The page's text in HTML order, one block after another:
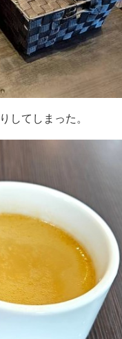
してしまった。